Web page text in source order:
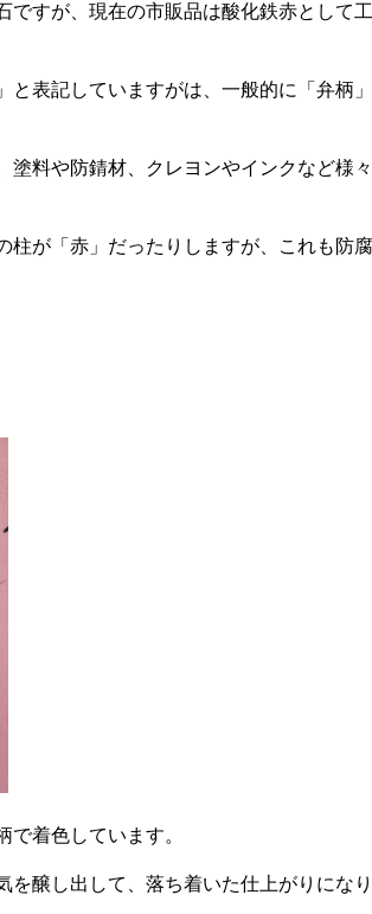
すが、現在の市販品は酸化鉄赤として
表記していますがは、一般的に「弁柄
料や防錆材、クレヨンやインクなど様
柱が「赤」だったりしますが、これも防
着色しています。
醸し出して、落ち着いた仕上がりになり